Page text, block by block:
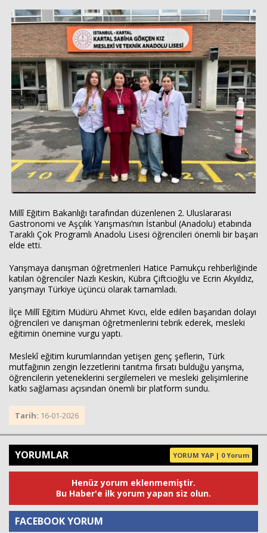
Millî Eğitim Bakanlığı tarafından düzenlenen 2. Uluslararası
Gastronomi ve Aşçılık Yarışması’nın İstanbul (Anadolu) etabında
Taraklı Çok Programlı Anadolu Lisesi öğrencileri önemli bir başarı
elde etti.
Yarışmaya danışman öğretmenleri Hatice Pamukçu rehberliğinde
katılan öğrenciler Nazlı Keskin, Kübra Çiftcioğlu ve Ecrin Akyıldız,
yarışmayı Türkiye üçüncü olarak tamamladı.
İlçe Millî Eğitim Müdürü Ahmet Kıvcı, elde edilen başarıdan dolayı
öğrencileri ve danışman öğretmenlerini tebrik ederek, mesleki
eğitimin önemine vurgu yaptı.
Meslekî eğitim kurumlarından yetişen genç şeflerin, Türk
mutfağının zengin lezzetlerini tanıtma fırsatı bulduğu yarışma,
öğrencilerin yeteneklerini sergilemeleri ve mesleki gelişimlerine
katkı sağlaması açısından önemli bir platform sundu.
Tarih: 16-01-2026
YORUMLAR YORUM YAP | 0 Yorum
Henüz yorum eklenmemiştir.
Bu Haber'e ilk yorum yapan siz olun.
FACEBOOK YORUM
Haberin Doğru Adresi.